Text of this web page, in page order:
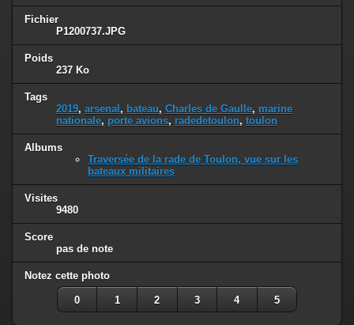
Fichier
P1200737.JPG
Poids
237 Ko
Tags
2019, arsenal , bateau, Charles de Gaulle, marine
nationale, porte avions, radedetoulon, toulon
Albums
Traversée de la rade de Toulon, vue sur les
bateaux militaires
Visites
9480
Score
pas de note
Notez cette photo
0 1 2 3 4 5